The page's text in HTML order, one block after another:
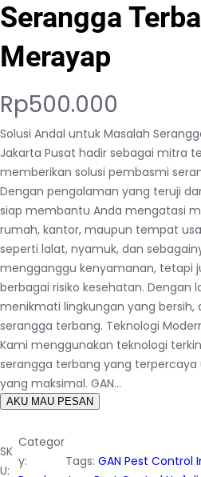
Serangga
Merayap
Rp500.000
Solusi Andal untuk Masalah
Jakarta Pusat hadir sebagai mitra
memberikan solusi pembasmi
Dengan pengalaman yang teruji
siap membantu Anda mengatasi
rumah, kantor, maupun tempat
seperti lalat, nyamuk, dan
mengganggu kenyamanan, tetapi
berbagai risiko kesehatan. Dengan
menikmati lingkungan yang bersih,
serangga terbang. Teknologi
Kami menggunakan teknologi
serangga terbang yang
yang maksimal. GAN…
AKU MAU PESAN
SK
U:
Categor
y:
Tags: GAN Pest Control